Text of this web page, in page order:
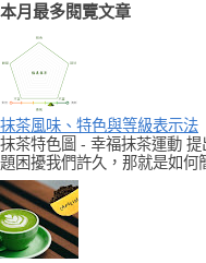
本月最多閱覽文章
抹茶風味、特色與等級表示法
抹茶特色圖 - 幸福抹茶運動
題困擾我們許久，那就是如何